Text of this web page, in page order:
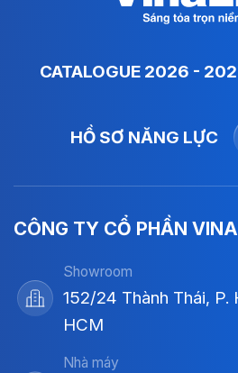
CATALOGUE 2026 -
HỒ SƠ NĂNG LỰC
CÔNG TY CỔ PHẦN
Showroom
152/24 Thành Thái, P.
HCM
Nhà máy